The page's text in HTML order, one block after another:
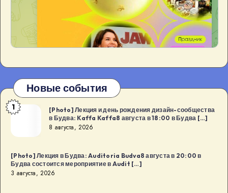
Новые события
[Photo]
и
рождения
дизайн-
1
[Photo] Лекция и день рождения дизайн-сообщества
в Будва: Kaffa Kaffa8 августа в 18:00 в Будва […]
8 августа, 2026
[Photo] Лекция в Будва: Auditoria Budva8 августа в 20:00 в
Будва состоится мероприятие в Audit […]
3 августа, 2026